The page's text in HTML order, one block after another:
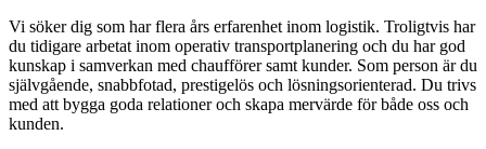
Vi söker dig som har flera års erfarenhet inom logistik. Troligtvis har
du tidigare arbetat inom operativ transportplanering och du har god
kunskap i samverkan med chaufförer samt kunder. Som person är du
självgående, snabbfotad, prestigelös och lösningsorienterad. Du trivs
med att bygga goda relationer och skapa mervärde för både oss och
kunden.